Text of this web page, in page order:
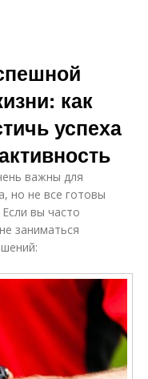
как
успеха
важны для
но не все готовы
вы часто
заниматься